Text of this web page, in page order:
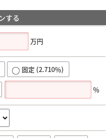
する
万円
固定 (2.710％)
％